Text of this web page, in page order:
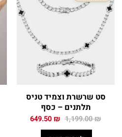
סט שרשרת וצמיד טניס
תלתנים – כסף
1,199.00₪ המחיר
649.50 ₪ המחיר